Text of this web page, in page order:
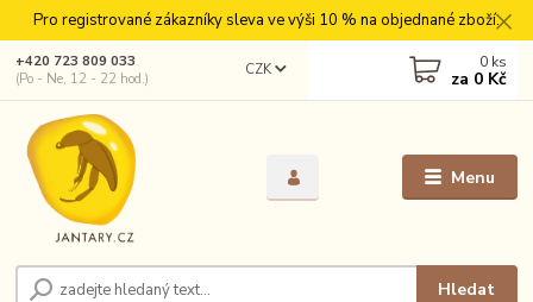
Pro registrované zákazníky sleva ve výši 10 % na objednané zboží.
Menu
CZK
Hledat
+420 723 809 033
(Po - Ne, 12 - 22 hod.)
0 ks
za 0 Kč